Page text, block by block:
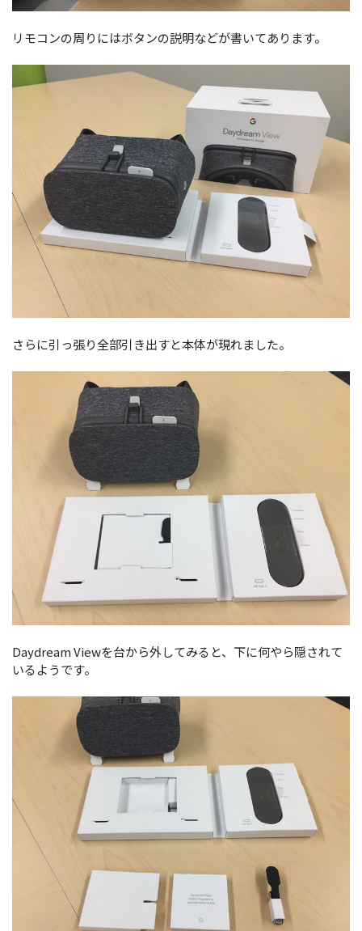
リモコンの周りにはボタンの説明などが書いてあります。
さらに引っ張り全部引き出すと本体が現れました。
Daydream Viewを台から外してみると、下に何やら隠されて
いるようです。